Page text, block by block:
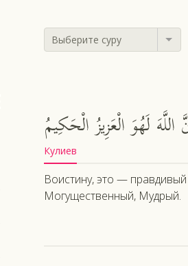
Выберите суру
لَهُوَ الْعَزِيزُ الْحَكِيمُ
Кулиев
Воистину, это —
Могущественный, Мудрый.